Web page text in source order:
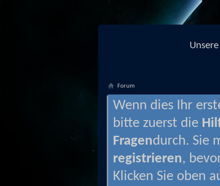
Forum
Wenn dies Ihr
bitte zuerst die
Fragendurch. Sie
registrieren,
Klicken Sie oben